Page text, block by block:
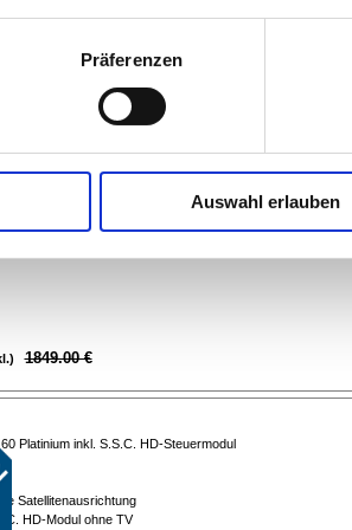
Präferenzen
Auswahl erlauben
Ultrawhite inkl. S.S.C. HD-Steuermodul
Preis ohne Rabatt
1849.00 €
Platinium inkl. S.S.C. HD-Steuermodul
Satellitenausrichtung
HD-Modul ohne TV